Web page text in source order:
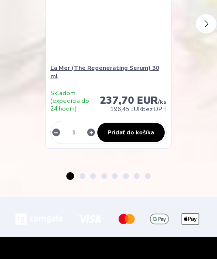
La Mer (The Regenerating Serum) 30
ml
237,70 EUR/ks
196,45 EURbez DPH
Skladom
(expedícia do
24 hodín)
Pridať do košíka